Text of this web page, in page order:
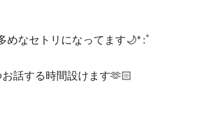
めなセトリになってます🌙* :ﾟ
話する時間設けます🫶🏻